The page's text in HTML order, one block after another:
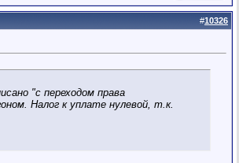
#10326
"с переходом права
Налог к уплате нулевой, т.к.